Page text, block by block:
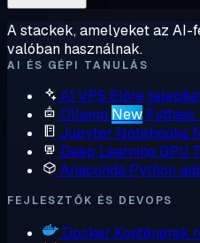
A stackek, amelyeket az
valóban használnak.
AI ÉS GÉPI TANULÁS
AI VPS Előre
Ollama New Futtass
Jupyter Notebooks
Deep Learning GPU
Anaconda Python
FEJLESZTŐK ÉS DEVOPS
Docker Konténerek